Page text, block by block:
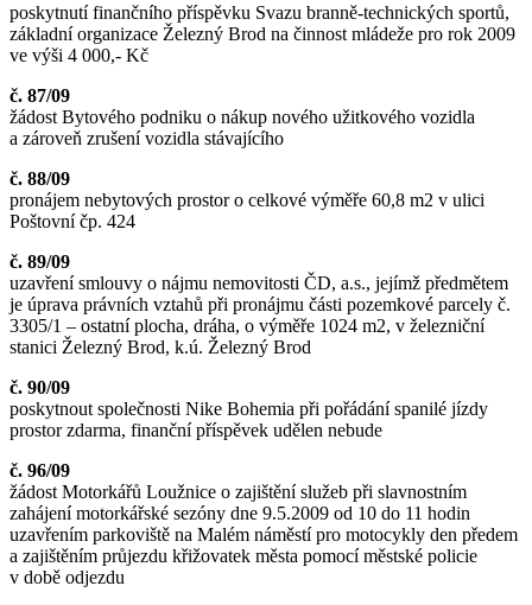
poskytnutí finančního příspěvku Svazu branně-technických sportů,
základní organizace Železný Brod na činnost mládeže pro rok 2009
ve výši 4 000,- Kč
č. 87/09
žádost Bytového podniku o nákup nového užitkového vozidla
a zároveň zrušení vozidla stávajícího
č. 88/09
pronájem nebytových prostor o celkové výměře 60,8 m2 v ulici
Poštovní čp. 424
č. 89/09
uzavření smlouvy o nájmu nemovitosti ČD, a.s., jejímž předmětem
je úprava právních vztahů při pronájmu části pozemkové parcely č.
3305/1 – ostatní plocha, dráha, o výměře 1024 m2, v železniční
stanici Železný Brod, k.ú. Železný Brod
č. 90/09
poskytnout společnosti Nike Bohemia při pořádání spanilé jízdy
prostor zdarma, finanční příspěvek udělen nebude
č. 96/09
žádost Motorkářů Loužnice o zajištění služeb při slavnostním
zahájení motorkářské sezóny dne 9.5.2009 od 10 do 11 hodin
uzavřením parkoviště na Malém náměstí pro motocykly den předem
a zajištěním průjezdu křižovatek města pomocí městské policie
v době odjezdu